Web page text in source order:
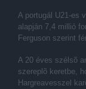
A portugál U21-es
alapján 7,4 millió
Ferguson szerint
A 20 éves szélsõ
szereplõ keretbe,
Hargreavesszel